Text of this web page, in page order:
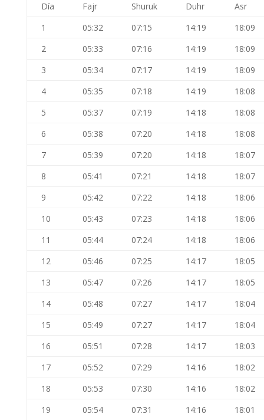
Día Fajr Shuruk Duhr
Asr
1
05:32 07:15 14:19
18:09
2
05:33 07:16 14:19
18:09
3
05:34 07:17 14:19
18:09
4
05:35 07:18 14:19
18:08
5
05:37 07:19 14:18
18:08
6
05:38 07:20 14:18
18:08
7
05:39 07:20 14:18
18:07
8
05:41 07:21 14:18
18:07
9
05:42 07:22 14:18
18:06
10
05:43 07:23 14:18
18:06
11
05:44 07:24 14:18
18:06
12
05:46 07:25 14:17
18:05
13
05:47 07:26 14:17
18:05
14
05:48 07:27 14:17
18:04
15
05:49 07:27 14:17
18:04
16
05:51 07:28 14:17
18:03
17
05:52 07:29 14:16
18:02
18
05:53 07:30 14:16
18:02
19
05:54 07:31 14:16
18:01